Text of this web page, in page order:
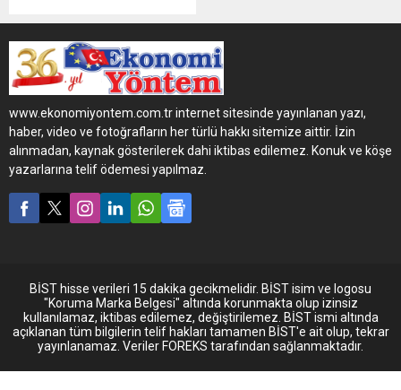
ürün grubu için hazırladığı
Aralık ayına özel
kampanyalar ile kişiye özel
fırsatlar sunmaya devam
ediyor.
www.ekonomiyontem.com.tr internet sitesinde yayınlanan yazı,
haber, video ve fotoğrafların her türlü hakkı sitemize aittir. İzin
alınmadan, kaynak gösterilerek dahi iktibas edilemez. Konuk ve köşe
yazarlarına telif ödemesi yapılmaz.
BİST hisse verileri 15 dakika gecikmelidir. BİST isim ve logosu
"Koruma Marka Belgesi" altında korunmakta olup izinsiz
kullanılamaz, iktibas edilemez, değiştirilemez. BİST ismi altında
açıklanan tüm bilgilerin telif hakları tamamen BİST'e ait olup, tekrar
yayınlanamaz. Veriler FOREKS tarafından sağlanmaktadır.